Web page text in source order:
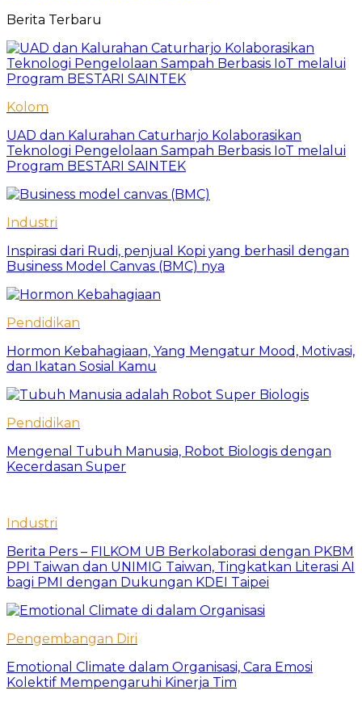
Berita Terbaru
Kolom
UAD dan Kalurahan Caturharjo Kolaborasikan
Teknologi Pengelolaan Sampah Berbasis IoT melalui
Program BESTARI SAINTEK
Industri
Inspirasi dari Rudi, penjual Kopi yang berhasil dengan
Business Model Canvas (BMC) nya
Pendidikan
Hormon Kebahagiaan, Yang Mengatur Mood, Motivasi,
dan Ikatan Sosial Kamu
Pendidikan
Mengenal Tubuh Manusia, Robot Biologis dengan
Kecerdasan Super
Industri
Berita Pers – FILKOM UB Berkolaborasi dengan PKBM
PPI Taiwan dan UNIMIG Taiwan, Tingkatkan Literasi AI
bagi PMI dengan Dukungan KDEI Taipei
Pengembangan Diri
Emotional Climate dalam Organisasi, Cara Emosi
Kolektif Mempengaruhi Kinerja Tim